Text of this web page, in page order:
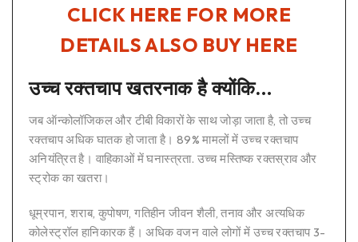
CLICK HERE FOR MORE
DETAILS ALSO BUY HERE
उच्च रक्तचाप खतरनाक है क्योंकि…
जब ऑन्कोलॉजिकल और टीबी विकारों के साथ जोड़ा जाता है, तो उच्च
रक्तचाप अधिक घातक हो जाता है। 89% मामलों में उच्च रक्तचाप
अनियंत्रित है। वाहिकाओं में घनास्त्रता. उच्च मस्तिष्क रक्तस्राव और
स्ट्रोक का खतरा।
धूम्रपान, शराब, कुपोषण, गतिहीन जीवन शैली, तनाव और अत्यधिक
कोलेस्ट्रॉल हानिकारक हैं। अधिक वजन वाले लोगों में उच्च रक्तचाप 3-